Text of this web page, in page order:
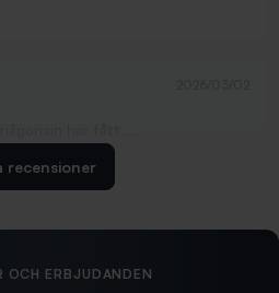
2026/02/19
Snabb och bra...
recensioner
OCH ERBJUDANDEN